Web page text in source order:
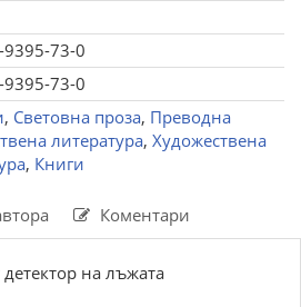
73-0
73-0
, Световна проза, Преводна
литература, Художествена
, Книги
Коментари
на лъжата